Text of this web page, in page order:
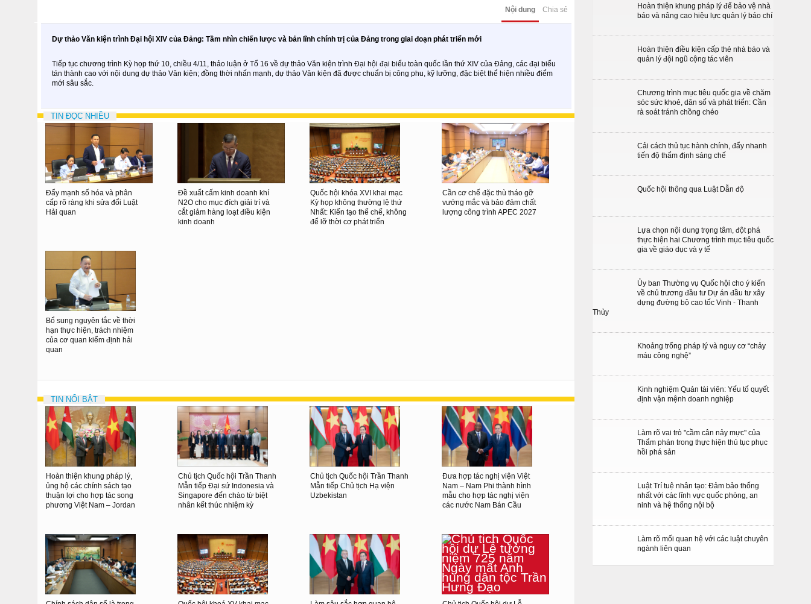
Chia sẻ
Nội dung
Dự thảo Văn kiện trình Đại hội XIV của Đảng: Tầm nhìn chiến lược và bản lĩnh chính trị của Đảng trong giai đoạn phát triển mới
Tiếp tục chương trình Kỳ họp thứ 10, chiều 4/11, thảo luận ở Tổ 16 về dự thảo Văn kiện trình Đại hội đại biểu toàn quốc lần thứ XIV của Đảng, các đại biểu
tán thành cao với nội dung dự thảo Văn kiện; đồng thời nhấn mạnh, dự thảo Văn kiện đã được chuẩn bị công phu, kỹ lưỡng, đặc biệt thể hiện nhiều điểm
mới sâu sắc.
TIN ĐỌC NHIỀU
Đẩy mạnh số hóa và phân
cấp rõ ràng khi sửa đổi Luật
Hải quan
Đề xuất cấm kinh doanh khí
N2O cho mục đích giải trí và
cắt giảm hàng loạt điều kiện
kinh doanh
Quốc hội khóa XVI khai mạc
Kỳ họp không thường lệ thứ
Nhất: Kiến tạo thể chế, không
để lỡ thời cơ phát triển
Cần cơ chế đặc thù tháo gỡ
vướng mắc và bảo đảm chất
lượng công trình APEC 2027
Bổ sung nguyên tắc về thời
hạn thực hiện, trách nhiệm
của cơ quan kiểm định hải
quan
TIN NỔI BẬT
Hoàn thiện khung pháp lý,
ủng hộ các chính sách tạo
thuận lợi cho hợp tác song
phương Việt Nam – Jordan
Chủ tịch Quốc hội Trần Thanh
Mẫn tiếp Đại sứ Indonesia và
Singapore đến chào từ biệt
nhân kết thúc nhiệm kỳ
Chủ tịch Quốc hội Trần Thanh
Mẫn tiếp Chủ tịch Hạ viện
Uzbekistan
Đưa hợp tác nghị viện Việt
Nam – Nam Phi thành hình
mẫu cho hợp tác nghị viện
các nước Nam Bán Cầu
Hoàn thiện khung pháp lý để bảo vệ nhà
báo và nâng cao hiệu lực quản lý báo chí
Hoàn thiện điều kiện cấp thẻ nhà báo và
quản lý đội ngũ cộng tác viên
Chương trình mục tiêu quốc gia về chăm
sóc sức khoẻ, dân số và phát triển: Cần
rà soát tránh chồng chéo
Cải cách thủ tục hành chính, đẩy nhanh
tiến độ thẩm định sáng chế
Quốc hội thông qua Luật Dẫn độ
Lựa chọn nội dung trọng tâm, đột phá
thực hiện hai Chương trình mục tiêu quốc
gia về giáo dục và y tế
Ủy ban Thường vụ Quốc hội cho ý kiến
về chủ trương đầu tư Dự án đầu tư xây
dựng đường bộ cao tốc Vinh - Thanh
Thủy
Khoảng trống pháp lý và nguy cơ “chảy
máu công nghệ”
Kinh nghiệm Quản tài viên: Yếu tố quyết
định vận mệnh doanh nghiệp
Làm rõ vai trò "cầm cân nảy mực" của
Thẩm phán trong thực hiện thủ tục phục
hồi phá sản
Luật Trí tuệ nhân tạo: Đảm bảo thống
nhất với các lĩnh vực quốc phòng, an
ninh và hệ thống nội bộ
Làm rõ mối quan hệ với các luật chuyên
ngành liên quan